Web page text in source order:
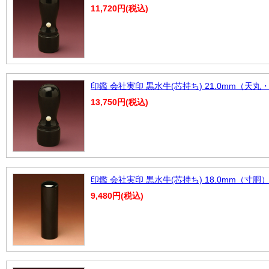
11,720円(税込)
印鑑 会社実印 黒水牛(芯持ち) 21.0mm（天丸・
13,750円(税込)
印鑑 会社実印 黒水牛(芯持ち) 18.0mm（寸胴）
9,480円(税込)